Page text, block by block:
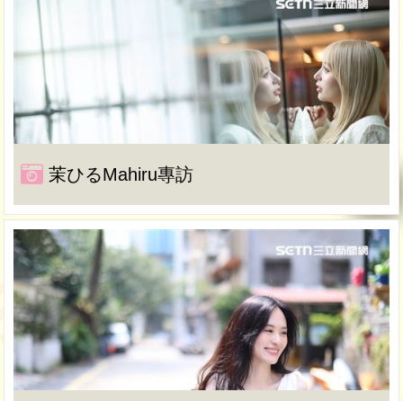
茉ひるMahiru專訪